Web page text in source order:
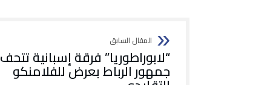
“لابوراطوريا” فرقة إسبانية تتحف
جمهور الرباط بعرض للفلامنكو